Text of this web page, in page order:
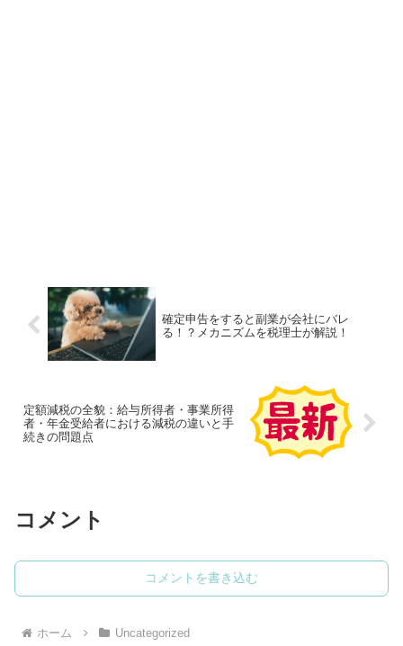
確定申告をすると副業が会社にバレ
る！？メカニズムを税理士が解説！
定額減税の全貌：給与所得者・事業所得
者・年金受給者における減税の違いと手
続きの問題点
コメント
コメントを書き込む
ホーム Uncategorized